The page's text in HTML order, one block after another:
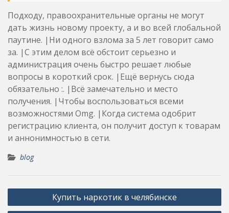
Подходу, правоохранительные органы не могут
дать жизнь новому проекту, а и во всей глобальной
паутине. |Ни одного взлома за 5 лет говорит само
за. |С этим делом всё обстоит серьезно и
администрация очень быстро решает любые
вопросы в короткий срок. |Ещё вернусь сюда
обязательно :. |Всё замечательно и место
получения. |Чтобы воспользоваться всеми
возможностями Omg. |Когда система одобрит
регистрацию клиента, он получит доступ к товарам
и аннонимностью в сети.
blog
Post
navigation
Купить наркотик в челябинске